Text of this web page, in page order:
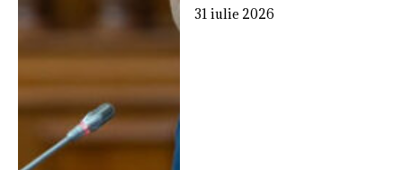
31 iulie 2026